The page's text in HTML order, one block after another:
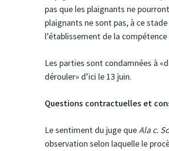
pas que les plaignants ne
plaignants ne sont pas, à ce
l’établissement de la
Les parties sont condamnées à
dérouler» d’ici le 13 juin.
Questions contractuelles et
Le sentiment du juge queAla c.
observation selon laquelle le